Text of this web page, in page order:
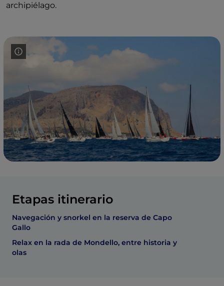
archipiélago.
Etapas itinerario
Navegación y snorkel en la reserva de Capo
Gallo
Relax en la rada de Mondello, entre historia y
olas